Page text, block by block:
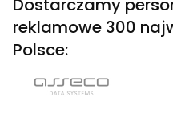
Dostarczamy
reklamowe 300
Polsce: